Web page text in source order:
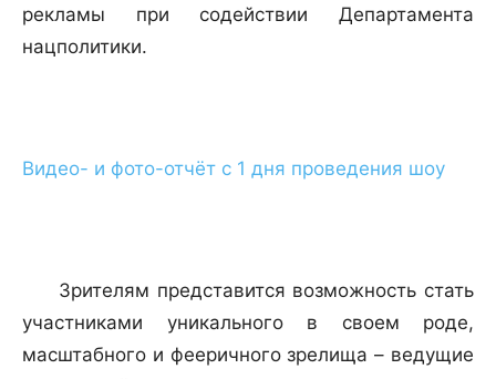
рекламы при содействии Департамента
нацполитики.
Видео- и фото-отчёт с 1 дня проведения шоу
Зрителям представится возможность стать
участниками уникального в своем роде,
масштабного и фееричного зрелища – ведущие